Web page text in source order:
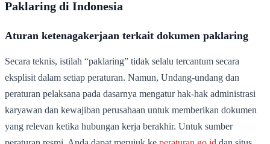
Paklaring di Indonesia
Aturan ketenagakerjaan terkait dokumen paklaring
Secara teknis, istilah “paklaring” tidak selalu tercantum secara
eksplisit dalam setiap peraturan. Namun, Undang-undang dan
peraturan pelaksana pada dasarnya mengatur hak-hak administrasi
karyawan dan kewajiban perusahaan untuk memberikan dokumen
yang relevan ketika hubungan kerja berakhir. Untuk sumber